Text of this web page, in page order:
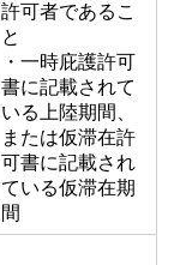
許可者であるこ
と
・一時庇護許可
書に記載されて
いる上陸期間、
または仮滞在許
可書に記載され
ている仮滞在期
間